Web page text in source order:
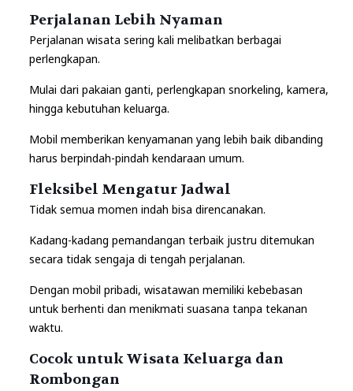
Perjalanan Lebih Nyaman
Perjalanan wisata sering kali melibatkan berbagai
perlengkapan.
Mulai dari pakaian ganti, perlengkapan snorkeling, kamera,
hingga kebutuhan keluarga.
Mobil memberikan kenyamanan yang lebih baik dibanding
harus berpindah-pindah kendaraan umum.
Fleksibel Mengatur Jadwal
Tidak semua momen indah bisa direncanakan.
Kadang-kadang pemandangan terbaik justru ditemukan
secara tidak sengaja di tengah perjalanan.
Dengan mobil pribadi, wisatawan memiliki kebebasan
untuk berhenti dan menikmati suasana tanpa tekanan
waktu.
Cocok untuk Wisata Keluarga dan
Rombongan